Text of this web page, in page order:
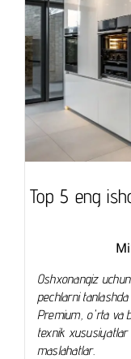
Top 5 eng
Oshxonangiz
pechlarni
Premium, o'rta va
texnik
maslahatlar.